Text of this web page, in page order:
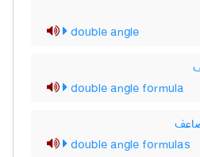
double angle
double angle formula
double angle formulas